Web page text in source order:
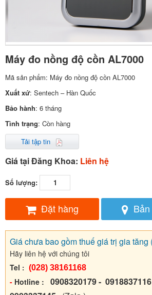
Máy đo nồng độ cồn AL7000
Mã sản phẩm: Máy đo nồng độ cồn AL7000
Xuất xứ: Sentech – Hàn Quốc
Bảo hành: 6 tháng
Tình trạng: Còn hàng
Tải tập tin
Giá tại Đăng Khoa: Liên hệ
Số lượng:
Đặt hàng
Giá chưa bao gồm thuế giá trị gia tăng
Hãy liên hệ với chúng tôi
Tel : (028) 38161168
- Hotline :
0908320179 -